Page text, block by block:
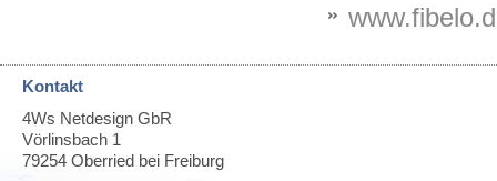
Kontakt
4Ws Netdesign GbR
Vörlinsbach 1
79254 Oberried bei Freiburg